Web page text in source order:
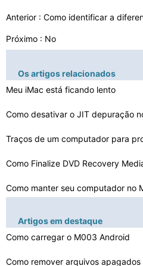
Anterior : Como identificar a
Próximo : No
Os artigos relacionados
Meu iMac está ficando lento
Como desativar o JIT depuração
Como Finalize DVD Recovery
Como manter seu computador no
Como solucionar problemas de um
Falha no ventilador Gateway P-
Artigos em destaque
Como carregar o M003 Android
Como remover arquivos apagados